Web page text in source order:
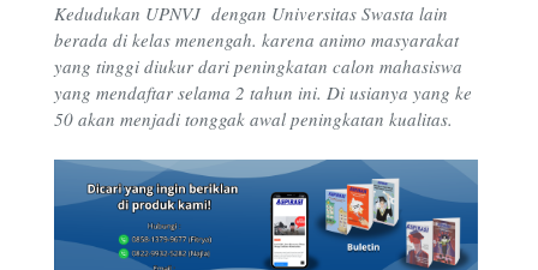
Kedudukan UPNVJ dengan Universitas Swasta lain
berada di kelas menengah. karena animo masyarakat
yang tinggi diukur dari peningkatan calon mahasiswa
yang mendaftar selama 2 tahun ini. Di usianya yang ke
50 akan menjadi tonggak awal peningkatan kualitas.